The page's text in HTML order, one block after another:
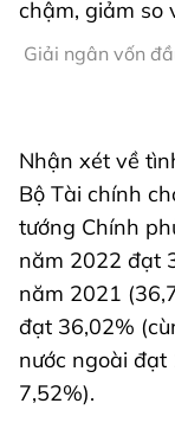
Giải ngân vốn
Nhận xét về
Bộ Tài chính
tướng Chính
năm 2022 đạt
năm 2021
đạt 36,02%
nước ngoài
7,52%).